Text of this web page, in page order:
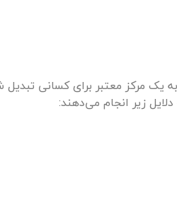
یک مرکز معتبر برای کسانی تبدیل
زیر انجام می‌دهند: